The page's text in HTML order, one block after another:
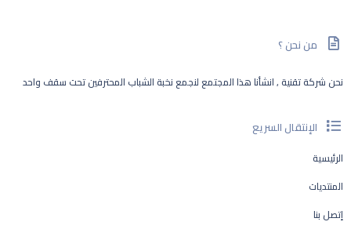
من نحن ؟
نحن شركة تقنية , انشأنا هذا المجتمع لنجمع نخبة الشباب المحترفين تحت سقف واحد
الإنتقال السريع
الرئيسية
المنتديات
إتصل بنا